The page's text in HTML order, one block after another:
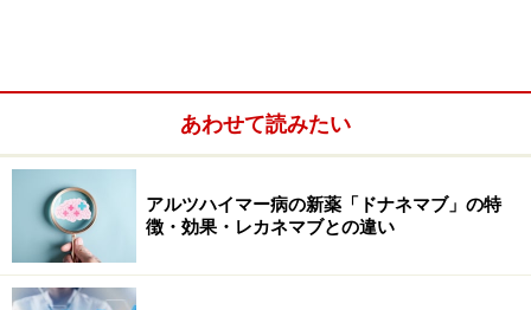
あわせて読みたい
アルツハイマー病の新薬「ドナネマブ」の特
徴・効果・レカネマブとの違い